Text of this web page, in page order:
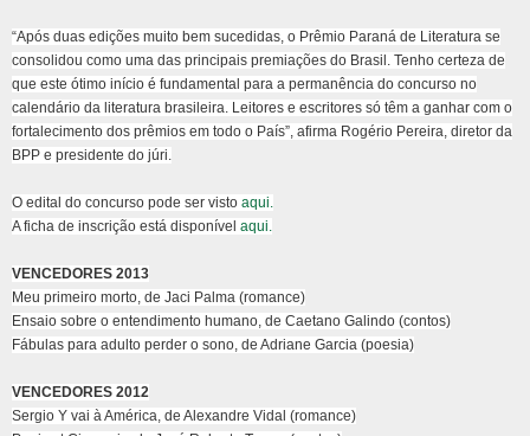
“Após duas edições muito bem sucedidas, o Prêmio Paraná de Literatura se
consolidou como uma das principais premiações do Brasil. Tenho certeza de
que este ótimo início é fundamental para a permanência do concurso no
calendário da literatura brasileira. Leitores e escritores só têm a ganhar com o
fortalecimento dos prêmios em todo o País”, afirma Rogério Pereira, diretor da
BPP e presidente do júri.
O edital do concurso pode ser visto aqui.
A ficha de inscrição está disponível aqui.
VENCEDORES 2013
Meu primeiro morto, de Jaci Palma (romance)
Ensaio sobre o entendimento humano, de Caetano Galindo (contos)
Fábulas para adulto perder o sono, de Adriane Garcia (poesia)
VENCEDORES 2012
Sergio Y vai à América, de Alexandre Vidal (romance)